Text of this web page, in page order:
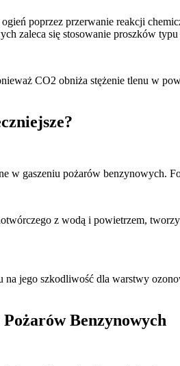
poprzez przerwanie reakcji
zaleca się stosowanie proszków
CO2 obniża stężenie tlenu w
w gaszeniu pożarów benzynowych.
z wodą i powietrzem,
jego szkodliwość dla warstwy
Benzynowych